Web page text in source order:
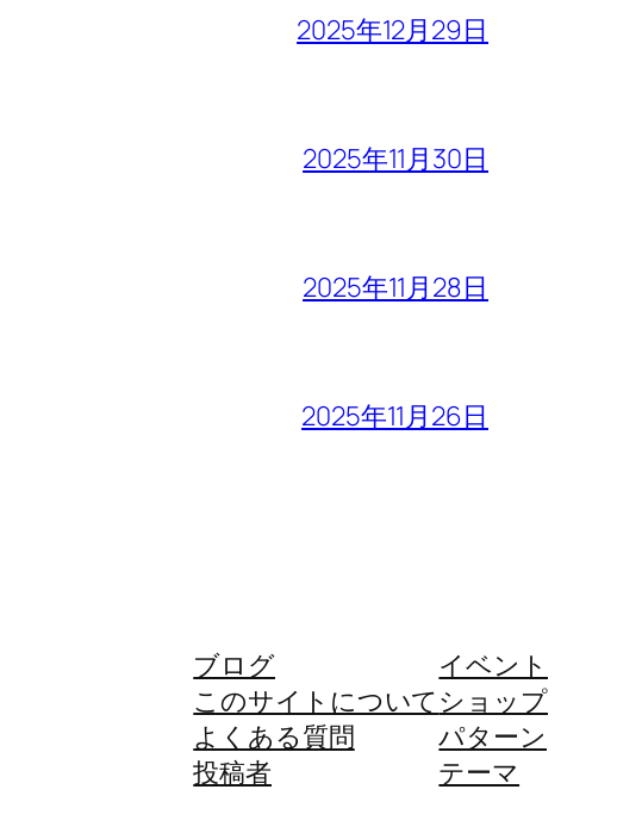
2025年12月29日
2025年11月30日
2025年11月28日
2025年11月26日
ブログ
このサイトについて
よくある質問
投稿者
イベント
ショップ
パターン
テーマ